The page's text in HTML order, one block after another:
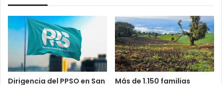
Dirigencia del PPSO en San
Más de 1.150 familias